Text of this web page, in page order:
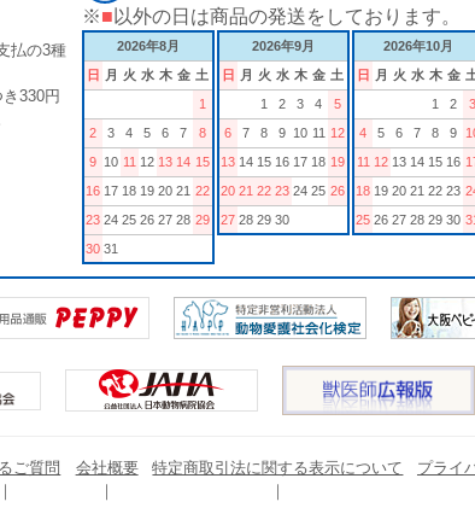
払の3種
330円
※■以外の日は商品の発送をしております。
2026年8月
日 月 火 水 木 金 土
1
2
3 4 5 6 7
8
9 10 11 12 13 14 15
16 17 18 19 20 21 22
23 24 25 26 27 28 29
30 31
2026年9月
日 月 火 水 木 金 土
1
2 3 4
5
6
7 8 9 10 11 12
13 14 15 16 17 18 19
20 21 22 23 24 25 26
27 28 29 30
2026年10月
日 月 火 水 木 金
1
2
3
4
5 6 7 8 9
11 12 13 14 15 16
18 19 20 21 22 23
25 26 27 28 29 30
ご質問 会社概要 特定商取引法に関する表示について プライ